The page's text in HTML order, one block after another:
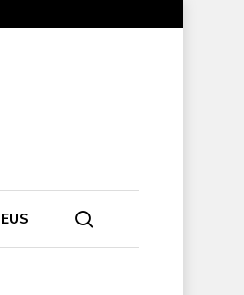
EUS